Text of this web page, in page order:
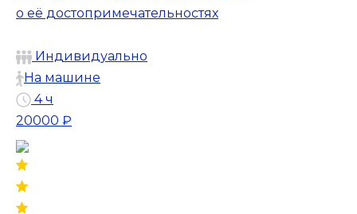
о её достопримечательностях
Индивидуально
На машине
4 ч
20000 ₽